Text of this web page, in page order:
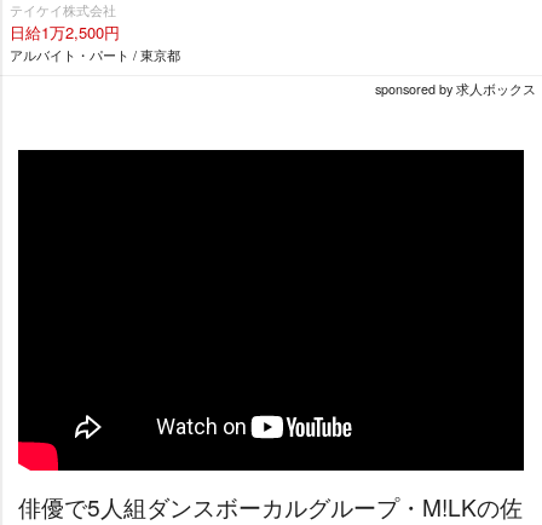
テイケイ株式会社
日給1万2,500円
アルバイト・パート / 東京都
sponsored by 求人ボックス
俳優で5人組ダンスボーカルグループ・M!LKの佐